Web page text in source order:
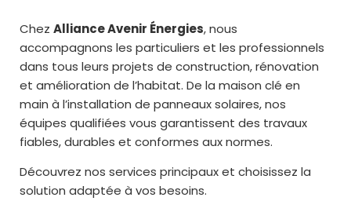
Chez Alliance Avenir Énergies, nous
accompagnons les particuliers et les professionnels
dans tous leurs projets de construction, rénovation
et amélioration de l’habitat. De la maison clé en
main à l’installation de panneaux solaires, nos
équipes qualifiées vous garantissent des travaux
fiables, durables et conformes aux normes.
Découvrez nos services principaux et choisissez la
solution adaptée à vos besoins.